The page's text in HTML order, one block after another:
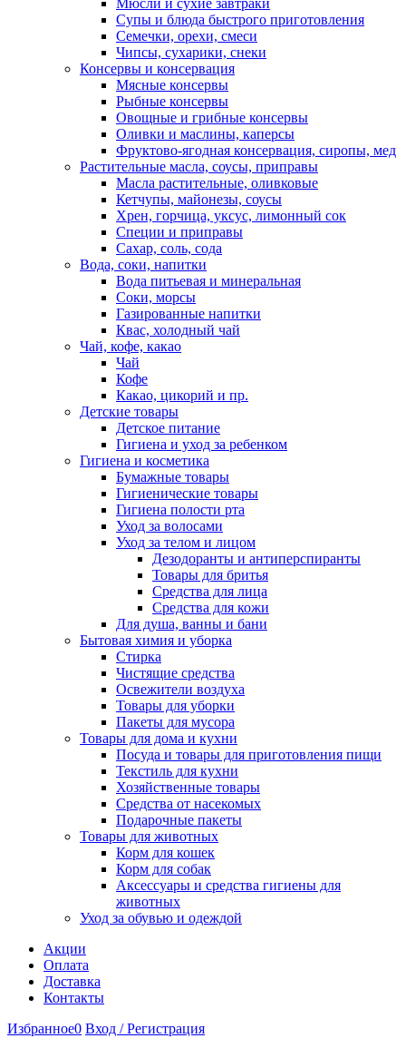
Мюсли и сухие завтраки
Супы и блюда быстрого приготовления
Семечки, орехи, смеси
Чипсы, сухарики, снеки
Консервы и консервация
Мясные консервы
Рыбные консервы
Овощные и грибные консервы
Оливки и маслины, каперсы
Фруктово-ягодная консервация, сиропы, мед
Растительные масла, соусы, приправы
Масла растительные, оливковые
Кетчупы, майонезы, соусы
Хрен, горчица, уксус, лимонный сок
Специи и приправы
Сахар, соль, сода
Вода, соки, напитки
Вода питьевая и минеральная
Соки, морсы
Газированные напитки
Квас, холодный чай
Чай, кофе, какао
Чай
Кофе
Какао, цикорий и пр.
Детские товары
Детское питание
Гигиена и уход за ребенком
Гигиена и косметика
Бумажные товары
Гигиенические товары
Гигиена полости рта
Уход за волосами
Уход за телом и лицом
Дезодоранты и антиперспиранты
Товары для бритья
Средства для лица
Средства для кожи
Для душа, ванны и бани
Бытовая химия и уборка
Стирка
Чистящие средства
Освежители воздуха
Товары для уборки
Пакеты для мусора
Товары для дома и кухни
Посуда и товары для приготовления пищи
Текстиль для кухни
Хозяйственные товары
Средства от насекомых
Подарочные пакеты
Товары для животных
Корм для кошек
Корм для собак
Аксессуары и средства гигиены для
животных
Уход за обувью и одеждой
Акции
Оплата
Доставка
Контакты
Избранное0 Вход / Регистрация